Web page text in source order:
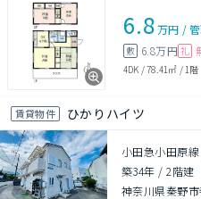
6.8万円 /
敷 6.8万円 礼
4DK /78.41㎡ / 1階
賃貸物件 ひかりハイツ
小田急小田原
築34年 /2階建
神奈川県秦野